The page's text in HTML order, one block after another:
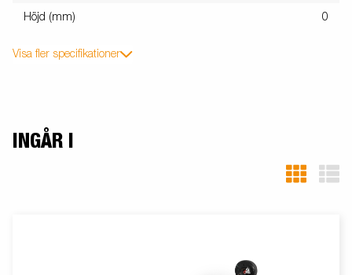
Höjd (mm) 0
Visa fler specifikationer
INGÅR I